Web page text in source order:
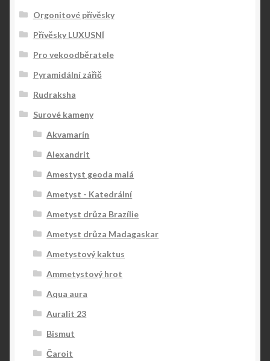
Orgonitové přívěsky
Přívěsky LUXUSNÍ
Pro vekoodběratele
Pyramidální zářič
Rudraksha
Surové kameny
Akvamarín
Alexandrit
Amestyst geoda malá
Ametyst - Katedrální
Ametyst drůza Brazílie
Ametyst drůza Madagaskar
Ametystový kaktus
Ammetystový hrot
Aqua aura
Auralit 23
Bismut
Čaroit